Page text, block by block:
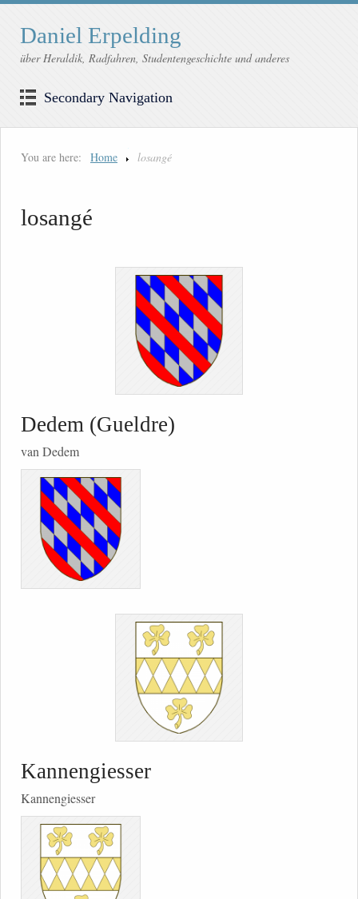
Daniel Erpelding
über Heraldik, Radfahren, Studentengeschichte und anderes
Secondary Navigation
You are here: Home losangé
losangé
Dedem (Gueldre)
van Dedem
Kannengiesser
Kannengiesser